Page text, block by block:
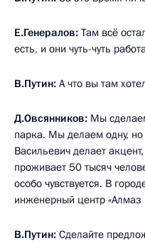
Е.Генералов: Там всё
есть, и они чуть-чуть
В.Путин: А что вы там
Д.Овсянников: Мы
парка. Мы делаем одну, но
Васильевич делает
проживает 50 тысяч
особо чувствуется. В
инженерный центр «Алмаз
В.Путин: Сделайте